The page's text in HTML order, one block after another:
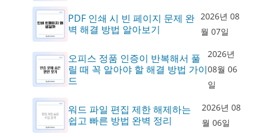
PDF 인쇄 시 빈 페이지 문제 완
벽 해결 방법 알아보기
2026년 08
월 07일
오피스 정품 인증이 반복해서 풀
릴 때 꼭 알아야 할 해결 방법 가이
드
2026년
08월 06
일
워드 파일 편집 제한 해제하는
쉽고 빠른 방법 완벽 정리
2026년 08
월 06일